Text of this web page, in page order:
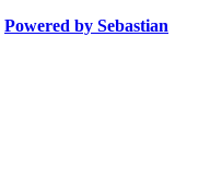
Powered by Sebastian